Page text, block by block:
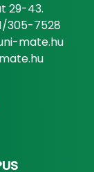
29-43.
305-7528
mate.hu